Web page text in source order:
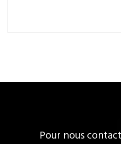
Pour nous